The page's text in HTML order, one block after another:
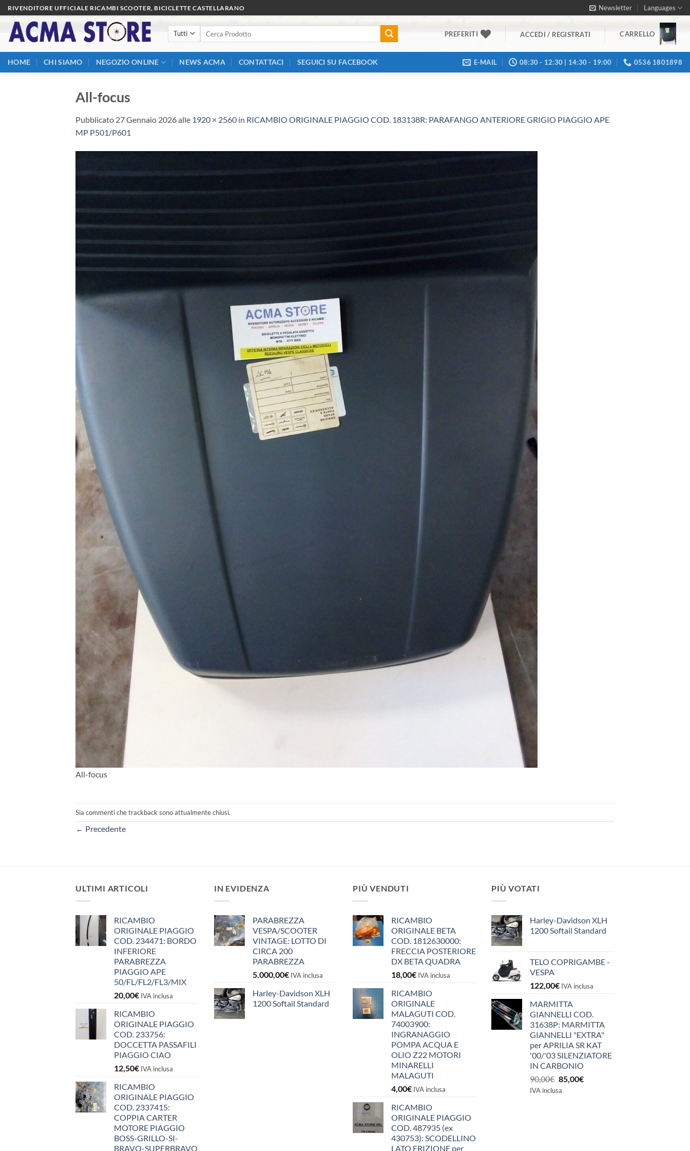
Salta
ai
contenuti
RIVENDITORE UFFICIALE RICAMBI SCOOTER, BICICLETTE CASTELLARANO Newsletter Languages
PREFERITI ACCEDI / REGISTRATI CARRELLO
HOME CHI SIAMO NEGOZIO ONLINE NEWS ACMA CONTATTACI SEGUICI SU FACEBOOK E-MAIL 08:30 - 12:30 | 14:30 - 19:00 0536 1801898
All-focus
Pubblicato 27 Gennaio 2026alle 1920 × 2560 in RICAMBIO ORIGINALE PIAGGIO COD. 183138R: PARAFANGO ANTERIORE GRIGIO PIAGGIO APE
MP P501/P601
All-focus
Sia commenti che trackback sono attualmente chiusi.
← Precedente
ULTIMI ARTICOLI
RICAMBIO
ORIGINALE PIAGGIO
COD. 234471: BORDO
INFERIORE
PARABREZZA
PIAGGIO APE
50/FL/FL2/FL3/MIX
20,00€ IVA inclusa
RICAMBIO
ORIGINALE PIAGGIO
COD. 233756:
DOCCETTA PASSAFILI
PIAGGIO CIAO
12,50€ IVA inclusa
RICAMBIO
ORIGINALE PIAGGIO
COD. 2337415:
COPPIA CARTER
MOTORE PIAGGIO
BOSS-GRILLO-SI-
BRAVO-SUPERBRAVO
IN EVIDENZA
PARABREZZA
VESPA/SCOOTER
VINTAGE: LOTTO DI
CIRCA 200
PARABREZZA
5.000,00€ IVA inclusa
Harley-Davidson XLH
1200 Softail Standard
PIÙ VENDUTI
RICAMBIO
ORIGINALE BETA
COD. 1812630000:
FRECCIA POSTERIORE
DX BETA QUADRA
18,00€ IVA inclusa
RICAMBIO
ORIGINALE
MALAGUTI COD.
74003900:
INGRANAGGIO
POMPA ACQUA E
OLIO Z22 MOTORI
MINARELLI
MALAGUTI
4,00€ IVA inclusa
RICAMBIO
ORIGINALE PIAGGIO
COD. 487935 (ex
430753): SCODELLINO
LATO FRIZIONE per
PIÙ VOTATI
Harley-Davidson XLH
1200 Softail Standard
TELO COPRIGAMBE -
VESPA
122,00€ IVA inclusa
MARMITTA
GIANNELLI COD.
31638P: MARMITTA
GIANNELLI "EXTRA"
per APRILIA SR KAT
'00/'03 SILENZIATORE
IN CARBONIO
90,00€ Il
prezzo
85,00€Il
IVA inclusa